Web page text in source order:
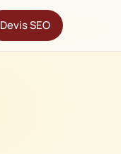
Devis SEO